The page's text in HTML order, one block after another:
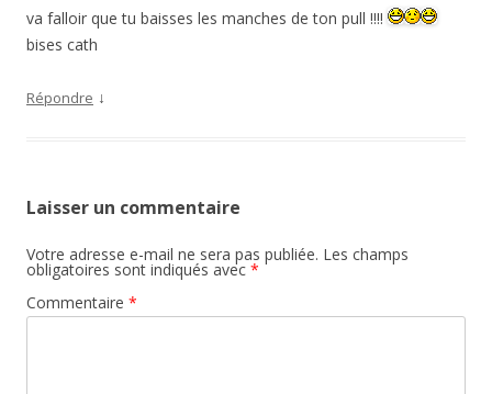
va falloir que tu baisses les manches de ton pull !!!!
bises cath
Répondre ↓
Laisser un commentaire
Votre adresse e-mail ne sera pas publiée. Les champs
obligatoires sont indiqués avec *
Commentaire *